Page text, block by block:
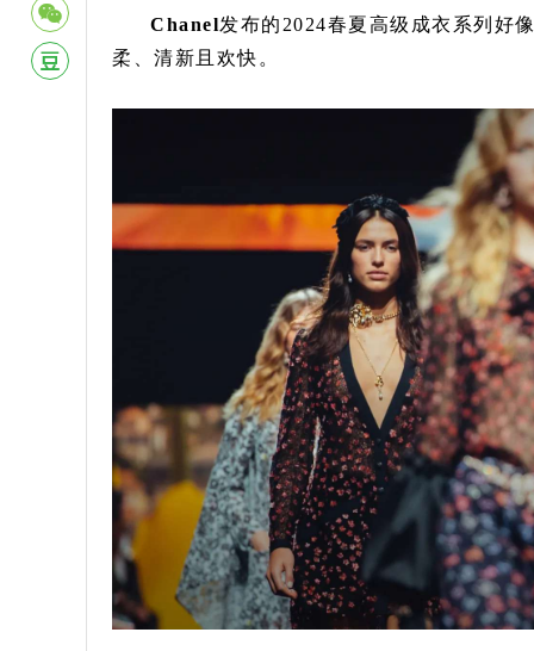
Chanel发布的2024春夏高级成衣系列好
柔、清新且欢快。